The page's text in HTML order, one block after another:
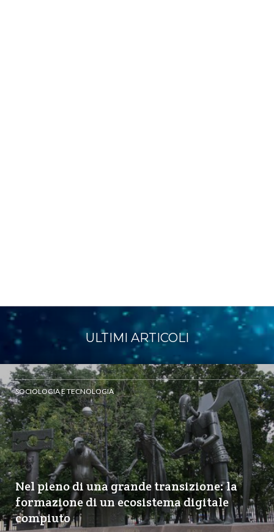
ULTIMI ARTICOLI
SOCIOLOGIA E TECNOLOGIA
Nel pieno di una grande transizione: la
formazione di un ecosistema digitale
compiuto